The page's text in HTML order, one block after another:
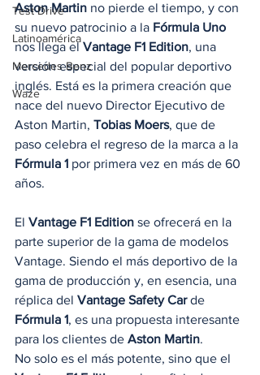
Test Drive
Latinoamérica
Mercedes Benz
Waze
Aston Martin no pierde el tiempo, y con
su nuevo patrocinio a la Fórmula Uno
nos llega el Vantage F1 Edition, una
versión especial del popular deportivo
inglés. Está es la primera creación que
nace del nuevo Director Ejecutivo de
Aston Martin, Tobias Moers, que de
paso celebra el regreso de la marca a la
Fórmula 1 por primera vez en más de 60
años.
El Vantage F1 Edition se ofrecerá en la
parte superior de la gama de modelos
Vantage. Siendo el más deportivo de la
gama de producción y, en esencia, una
réplica del Vantage Safety Car de
Fórmula 1, es una propuesta interesante
para los clientes de Aston Martin.
No solo es el más potente, sino que el